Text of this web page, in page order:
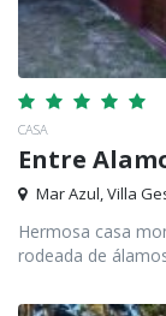
CASA
Entre
Mar Azul, Villa
Hermosa casa
rodeada de